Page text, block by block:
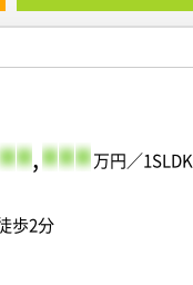
- - ,- - - 万円／1SLDK
歩2分